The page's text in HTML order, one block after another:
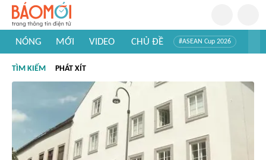
NÓNG MỚI VIDEO CHỦ ĐỀ #ASEAN Cup 2026
#Khám phá thế giới
TÌM KIẾM PHÁT XÍT